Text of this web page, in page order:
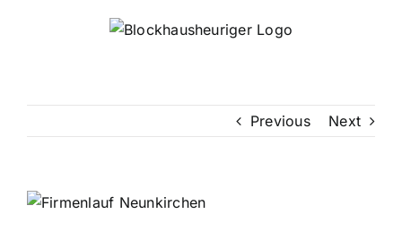
Previous Next